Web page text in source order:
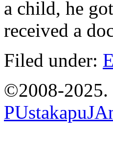
a child, he
received a
Filed under:
©2008-2025.